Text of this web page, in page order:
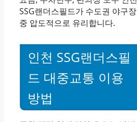
SSG랜더스필드가 수도권 야구장
중 압도적으로 유리합니다.
인천 SSG랜더스필
드 대중교통 이용
방법